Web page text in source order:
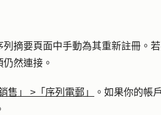
摘要頁面中手動為其重新註冊。
然連接。
售」 > 「序列電郵」
。如果你的帳